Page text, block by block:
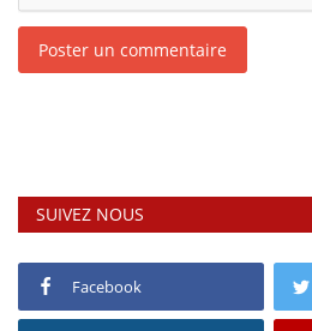
Poster un commentaire
SUIVEZ NOUS
Facebook